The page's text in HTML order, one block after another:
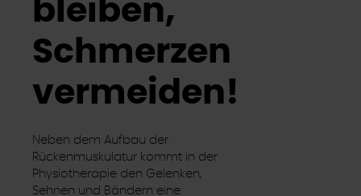
bleiben,
Schmerzen
vermeiden!
Neben dem Aufbau der
Rückenmuskulatur kommt in der
Physiotherapie den Gelenken,
Sehnen und Bändern eine